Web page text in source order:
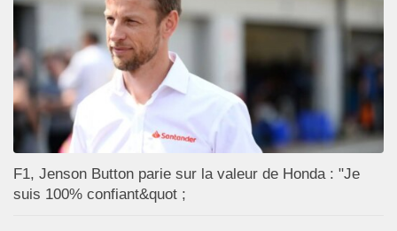
F1, Jenson Button parie sur la valeur de Honda : "Je
suis 100% confiant&quot ;